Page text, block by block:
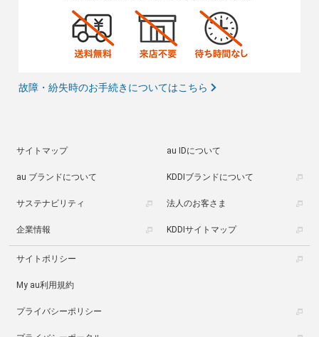
故障・紛失時のお手続きについてはこちら
サイトマップ au IDについて
au ブランドについて KDDIブランドについて
サステナビリティ 法人のお客さま
企業情報 KDDIサイトマップ
サイトポリシー
My au利用規約
プライバシーポリシー